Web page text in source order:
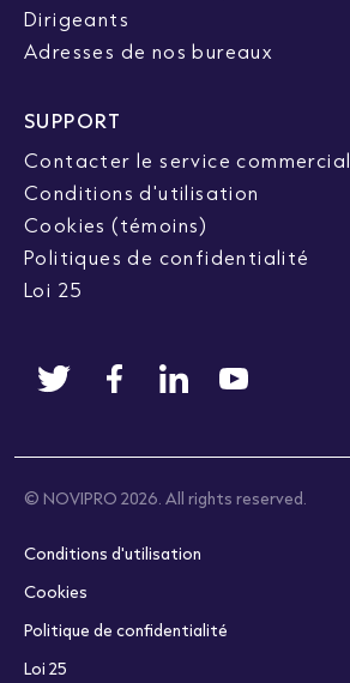
Dirigeants
Adresses de nos bureaux
SUPPORT
Contacter le service commercial
Conditions d'utilisation
Cookies (témoins)
Politiques de confidentialité
Loi 25
© NOVIPRO 2026. All rights reserved.
Conditions d'utilisation
Cookies
Politique de confidentialité
Loi 25